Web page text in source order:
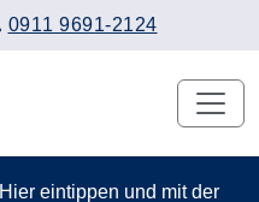
0911 9691-2124
eintippen und mit